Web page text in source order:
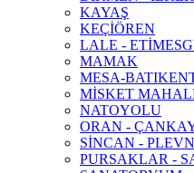
KAYAŞ
KEÇİÖREN
LALE -
MAMAK
MESA-
MİSKET
NATOYOLU
ORAN -
SİNCAN -
PURSAKLAR -